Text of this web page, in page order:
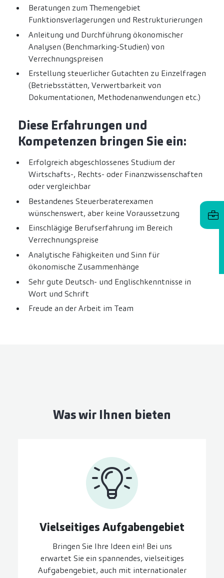
Beratungen zum Themengebiet
Funktionsverlagerungen und Restrukturierungen
Anleitung und Durchführung ökonomischer
Analysen (Benchmarking-Studien) von
Verrechnungspreisen
Erstellung steuerlicher Gutachten zu Einzelfragen
(Betriebsstätten, Verwertbarkeit von
Dokumentationen, Methodenanwendungen etc.)
Diese Erfahrungen und
Kompetenzen bringen Sie ein:
Erfolgreich abgeschlossenes Studium der
Wirtschafts-, Rechts- oder Finanzwissenschaften
oder vergleichbar
Bestandenes Steuerberaterexamen
wünschenswert, aber keine Voraussetzung
Einschlägige Berufserfahrung im Bereich
Verrechnungspreise
Analytische Fähigkeiten und Sinn für
ökonomische Zusammenhänge
Sehr gute Deutsch- und Englischkenntnisse in
Wort und Schrift
Freude an der Arbeit im Team
Was wir Ihnen bieten
Vielseitiges Aufgaben­gebiet
Bringen Sie Ihre Ideen ein! Bei uns
erwartet Sie ein spannendes, vielseitiges
Aufgabengebiet, auch mit internationaler